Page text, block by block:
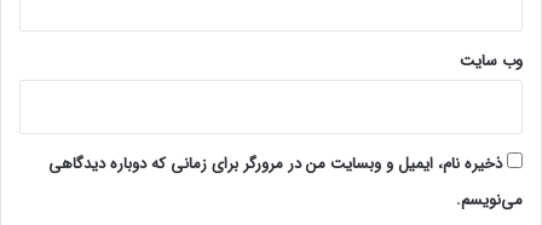
وب‌ سایت
ذخیره نام، ایمیل و وبسایت من در مرورگر برای زمانی که دوباره دیدگاهی
می‌نویسم.